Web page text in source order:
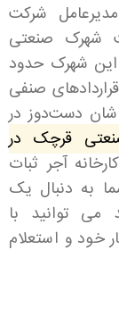
شرکت
شهرک صنعتی
اول این شهرک حدود
صنفی
دست‌دوز در
قرچک در
آجر ثبات
به دنبال یک
می توانید با
خود و استعلام